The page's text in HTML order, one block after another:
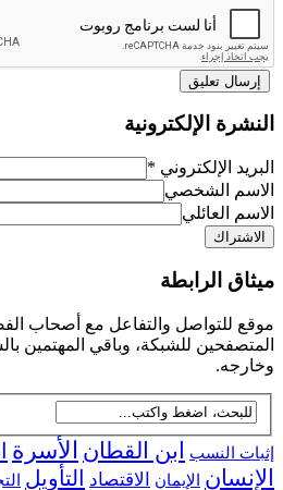
الإلكترونية
الإلكتروني*
الشخصي
العائلي
الرابطة
للتواصل والتفاعل مع أصحاب الفضيلة
للشبكة، وباقي المهتمين بالشأن
النسب ابن القطانالأسرة
الإيمان الاقتصاد التأويل التجديد